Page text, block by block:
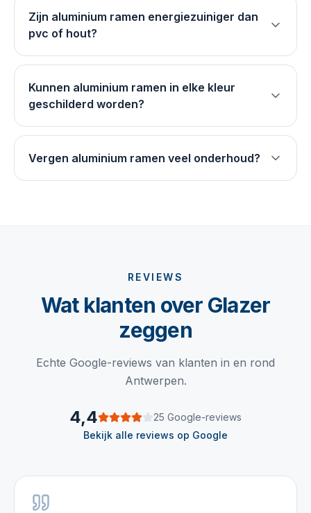
Zijn aluminium ramen energiezuiniger dan
pvc of hout?
Kunnen aluminium ramen in elke kleur
geschilderd worden?
Vergen aluminium ramen veel onderhoud?
REVIEWS
Wat klanten over Glazer
zeggen
Echte Google-reviews van klanten in en rond
Antwerpen.
4,4 25 Google-reviews
Bekijk alle reviews op Google